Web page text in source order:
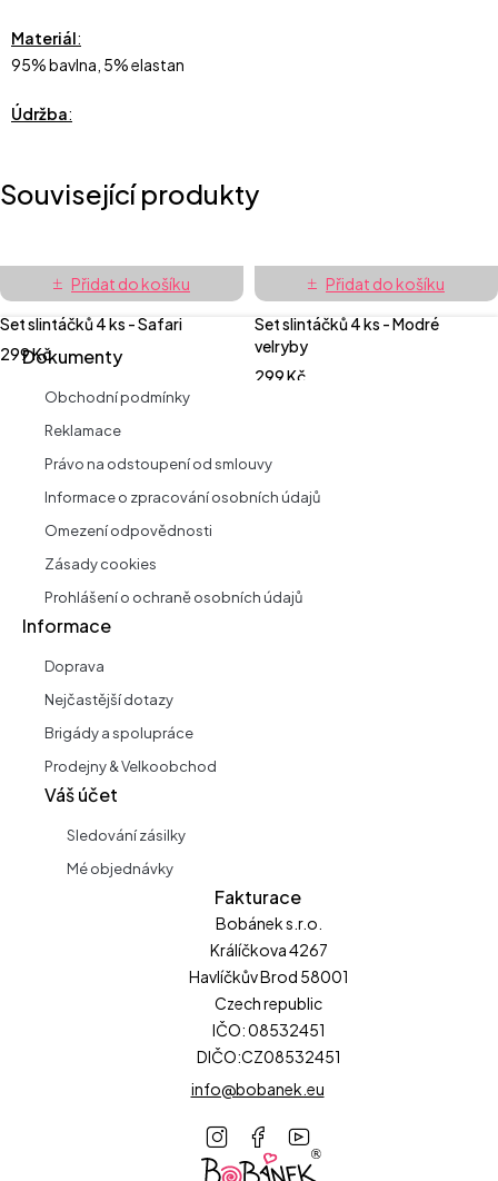
Materiál:
95% bavlna, 5% elastan
Údržba:
Související produkty
Přidat do košíku
Set slintáčků 4 ks - Safari
299Kč
Přidat do košíku
Set slintáčků 4 ks - Modré
velryby
299Kč
Dokumenty
Obchodní podmínky
Reklamace
Právo na odstoupení od smlouvy
Informace o zpracování osobních údajů
Omezení odpovědnosti
Zásady cookies
Prohlášení o ochraně osobních údajů
Informace
Doprava
Nejčastější dotazy
Brigády a spolupráce
Prodejny & Velkoobchod
Váš účet
Sledování zásilky
Mé objednávky
Fakturace
Bobánek s.r.o.
Králíčkova 4267
Havlíčkův Brod 58001
Czech republic
IČO: 08532451
DIČO:CZ08532451
info@bobanek.eu